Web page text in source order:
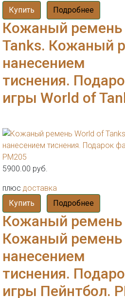
Купить
Подробнее
Кожаный ремень
Tanks. Кожаный
нанесением
тиснения.
игры World of
5900.00 руб.
плюс доставка
Купить
Подробнее
Кожаный ремень
Кожаный ремень
нанесением
тиснения.
игры Пейнтбол.